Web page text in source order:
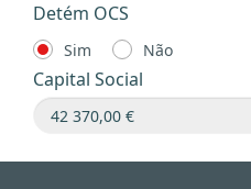
Detém OCS
Sim Não
Capital Social